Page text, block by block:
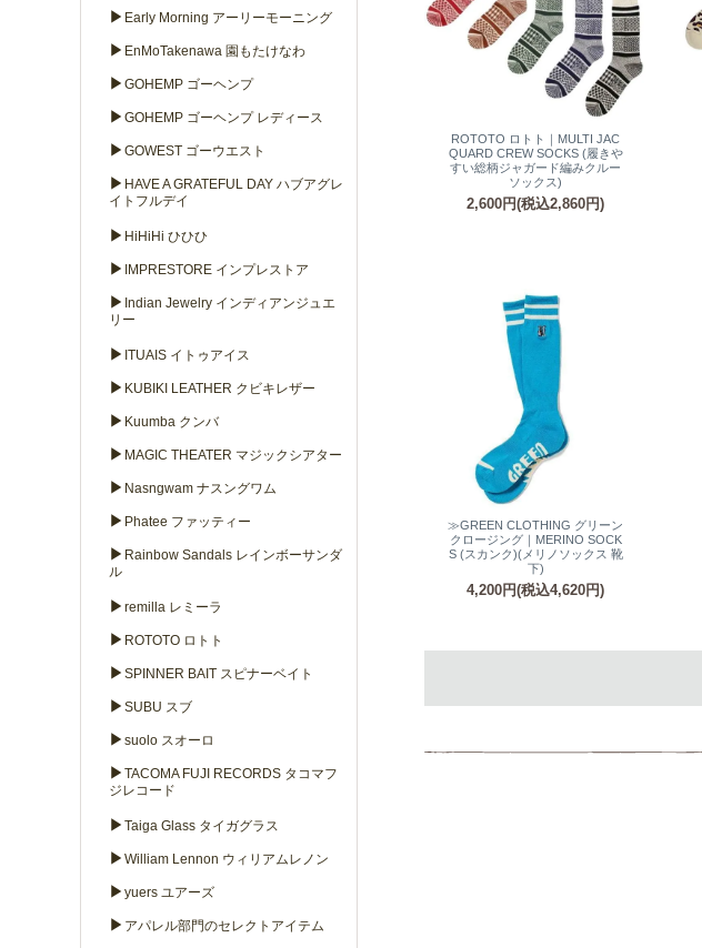
ROTOTO ロトト｜MULTI JAC
QUARD CREW SOCKS (履きや
すい総柄ジャガード編みクルー
ソックス)
2,600円(税込2,860円)
≫GREEN CLOTHING グリーン
クロージング｜MERINO SOCK
S (スカンク)(メリノソックス 靴
下)
4,200円(税込4,620円)
▶ Early Morning アーリーモーニング
▶ EnMoTakenawa 園もたけなわ
▶ GOHEMP ゴーヘンプ
▶ GOHEMP ゴーヘンプ レディース
▶ GOWEST ゴーウエスト
▶ HAVE A GRATEFUL DAY ハブアグレ
イトフルデイ
▶ HiHiHi ひひひ
▶ IMPRESTORE インプレストア
▶ Indian Jewelry インディアンジュエ
リー
▶ ITUAIS イトゥアイス
▶ KUBIKI LEATHER クビキレザー
▶ Kuumba クンバ
▶ MAGIC THEATER マジックシアター
▶ Nasngwam ナスングワム
▶ Phatee ファッティー
▶ Rainbow Sandals レインボーサンダ
ル
▶ remilla レミーラ
▶ ROTOTO ロトト
▶ SPINNER BAIT スピナーベイト
▶ SUBU スブ
▶ suolo スオーロ
▶ TACOMA FUJI RECORDS タコマフ
ジレコード
▶ Taiga Glass タイガグラス
▶ William Lennon ウィリアムレノン
▶ yuers ユアーズ
▶ アパレル部門のセレクトアイテム